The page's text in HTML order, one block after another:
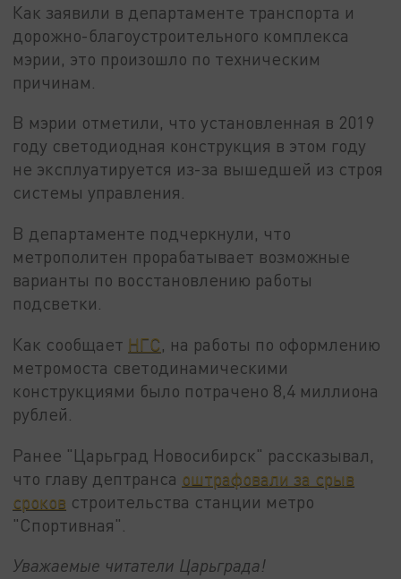
Как заявили в департаменте транспорта и
дорожно-благоустроительного комплекса
мэрии, это произошло по техническим
причинам.
В мэрии отметили, что установленная в 2019
году светодиодная конструкция в этом году
не эксплуатируется из-за вышедшей из строя
системы управления.
В департаменте подчеркнули, что
метрополитен прорабатывает возможные
варианты по восстановлению работы
подсветки.
Как сообщает НГС, на работы по оформлению
метромоста светодинамическими
конструкциями было потрачено 8,4 миллиона
рублей.
Ранее "Царьград Новосибирск" рассказывал,
что главу дептранса оштрафовали за срыв
сроков строительства станции метро
"Спортивная".
Уважаемые читатели Царьграда!